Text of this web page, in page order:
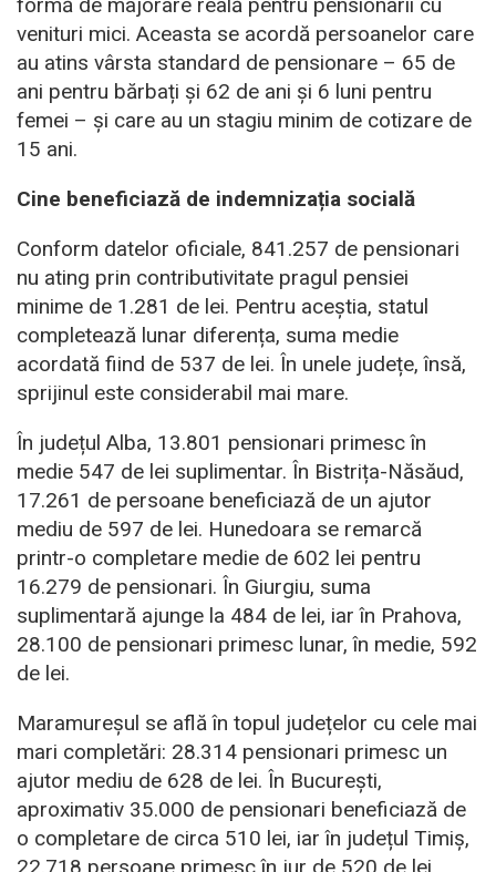
venituri mici. Aceasta se acordă persoanelor care
au atins vârsta standard de pensionare – 65 de
ani pentru bărbați și 62 de ani și 6 luni pentru
femei – și care au un stagiu minim de cotizare de
15 ani.
Cine beneficiază de indemnizația socială
Conform datelor oficiale, 841.257 de pensionari
nu ating prin contributivitate pragul pensiei
minime de 1.281 de lei. Pentru aceștia, statul
completează lunar diferența, suma medie
acordată fiind de 537 de lei. În unele județe, însă,
sprijinul este considerabil mai mare.
În județul Alba, 13.801 pensionari primesc în
medie 547 de lei suplimentar. În Bistrița-Năsăud,
17.261 de persoane beneficiază de un ajutor
mediu de 597 de lei. Hunedoara se remarcă
printr-o completare medie de 602 lei pentru
16.279 de pensionari. În Giurgiu, suma
suplimentară ajunge la 484 de lei, iar în Prahova,
28.100 de pensionari primesc lunar, în medie, 592
de lei.
Maramureșul se află în topul județelor cu cele mai
mari completări: 28.314 pensionari primesc un
ajutor mediu de 628 de lei. În București,
aproximativ 35.000 de pensionari beneficiază de
o completare de circa 510 lei, iar în județul Timiș,
22.718 persoane primesc în jur de 520 de lei